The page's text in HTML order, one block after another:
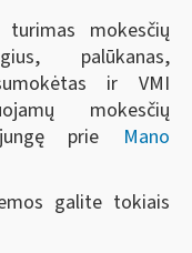
mokesčių
palūkanas,
ir VMI
mokesčių
prie Mano
galite tokiais